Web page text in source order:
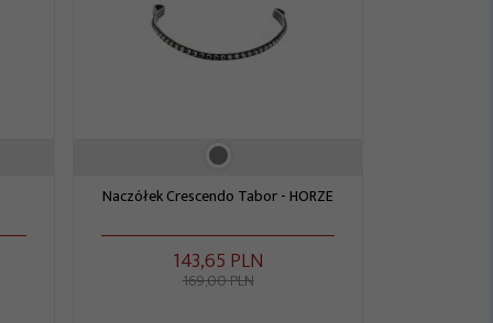
Naczółek Crescendo Tabor - HORZE
143,65 PLN
169,00 PLN